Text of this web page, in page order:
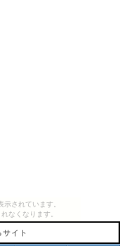
されています。
なくなります。
イト